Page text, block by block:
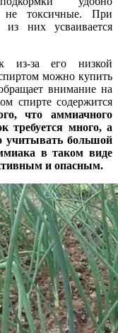
не токсичные. При
них усваивается
из-за его низкой
можно купить
внимание на
спирте содержится
что аммиачного
требуется много, а
учитывать большой
в таком виде
и опасным.